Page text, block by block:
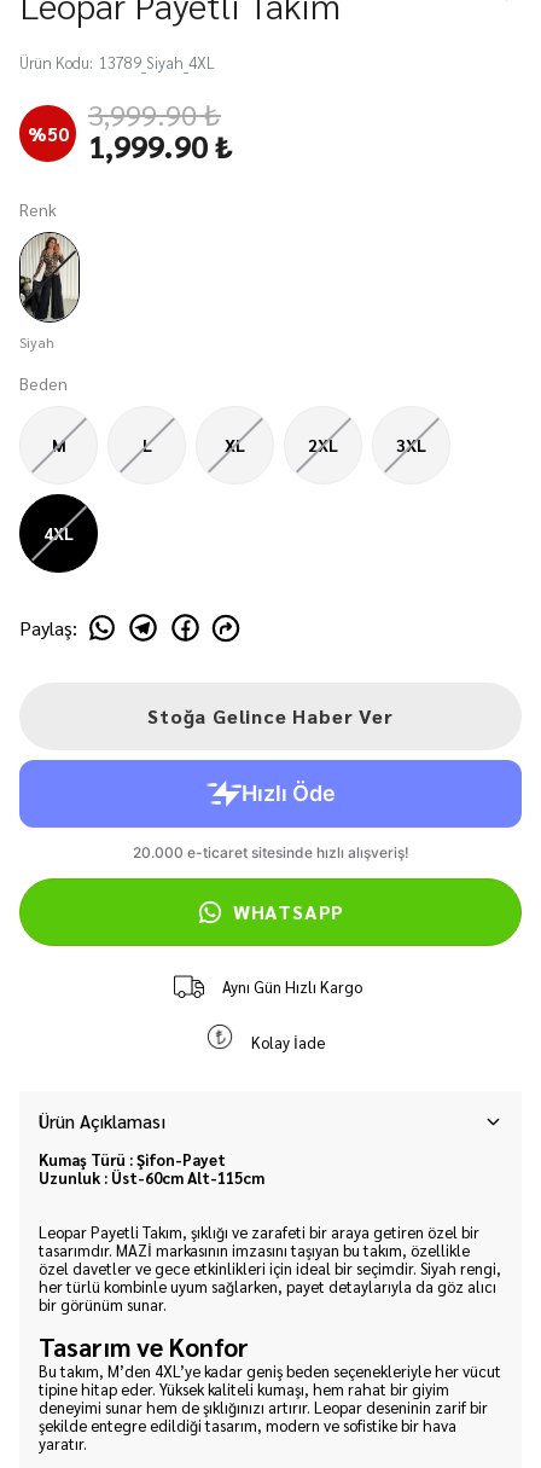
Ürün Kodu: 13789_Siyah_4XL
%50 3,999.90 ₺
1,999.90 ₺
Renk
Siyah
Beden
M L XL 2XL 3XL
4XL
Paylaş:
Stoğa Gelince Haber Ver
WHATSAPP
Aynı Gün Hızlı Kargo
Kolay İade
Ürün Açıklaması
Kumaş Türü : Şifon-Payet
Uzunluk : Üst-60cm Alt-115cm
Leopar Payetli Takım, şıklığı ve zarafeti bir araya getiren özel bir
tasarımdır. MAZİ markasının imzasını taşıyan bu takım, özellikle
özel davetler ve gece etkinlikleri için ideal bir seçimdir. Siyah rengi,
her türlü kombinle uyum sağlarken, payet detaylarıyla da göz alıcı
bir görünüm sunar.
Tasarım ve Konfor
Bu takım, M’den 4XL’ye kadar geniş beden seçenekleriyle her vücut
tipine hitap eder. Yüksek kaliteli kumaşı, hem rahat bir giyim
deneyimi sunar hem de şıklığınızı artırır. Leopar deseninin zarif bir
şekilde entegre edildiği tasarım, modern ve sofistike bir hava
yaratır.